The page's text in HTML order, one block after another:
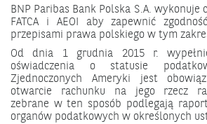
BNP Paribas Bank Polska S.A. wykonuje
FATCA i AEOI aby zapewnić
przepisami prawa polskiego w tym
Od dnia 1 grudnia 2015 r.
oświadczenia o statusie
Zjednoczonych Ameryki jest
otwarcie rachunku na jego rzecz
zebrane w ten sposób podlegają
organów podatkowych w określonych